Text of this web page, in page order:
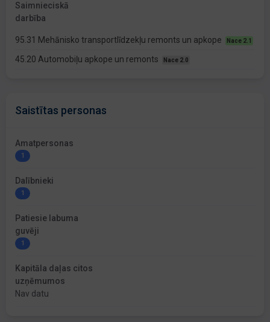
Saimnieciskā
darbība
95.31 Mehānisko transportlīdzekļu remonts un apkope Nace 2.1
45.20 Automobiļu apkope un remonts Nace 2.0
Saistītas personas
Amatpersonas
1
Dalībnieki
1
Patiesie labuma
guvēji
1
Kapitāla daļas citos
uzņēmumos
Nav datu